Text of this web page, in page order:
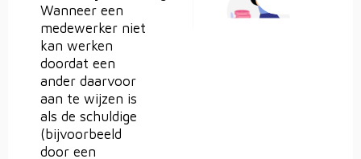
Wanneer een
medewerker niet
kan werken
doordat een
ander daarvoor
aan te wijzen is
als de schuldige
(bijvoorbeeld
door een